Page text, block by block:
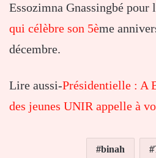
Essozimna Gnassingbé pour
qui célèbre son 5ème
décembre.
Lire aussi-Présidentielle : A
des jeunes UNIR appelle à
binah